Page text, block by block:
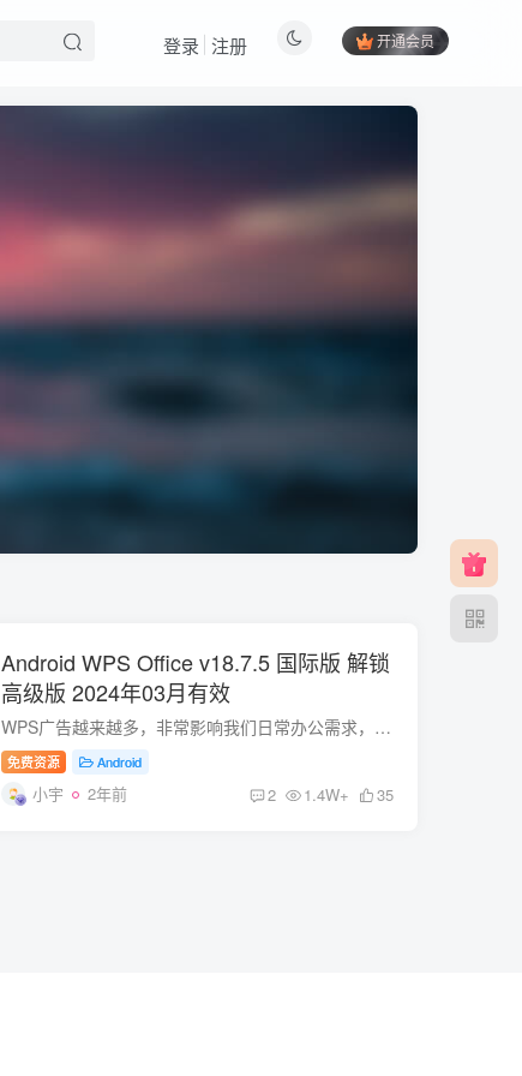
开通会员
登录 注册
Android WPS Office v18.7.5 国际版 解锁
高级版 2024年03月有效
WPS广告越来越多，非常影响我们日常办公需求，这只是针对普通版本的WPS Office而言的； 其实，金山公司还开发了一款 WPS Office Pro，但是只对企业定制开发，广大网友是没有这个福利的。 最佳安...
免费资源 Android
小宇 2年前 2 1.4W+ 35